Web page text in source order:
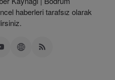
haberleri tarafsız olarak